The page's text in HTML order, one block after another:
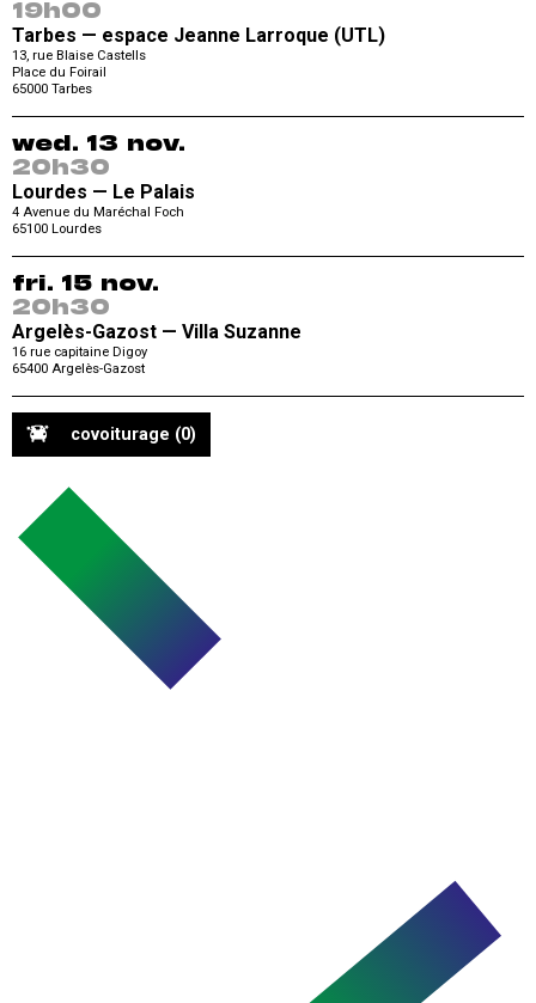
19h00
Tarbes — espace Jeanne Larroque (UTL)
13, rue Blaise Castells
Place du Foirail
65000 Tarbes
wed. 13 nov.
20h30
Lourdes — Le Palais
4 Avenue du Maréchal Foch
65100 Lourdes
fri. 15 nov.
20h30
Argelès-Gazost — Villa Suzanne
16 rue capitaine Digoy
65400 Argelès-Gazost
covoiturage (0)